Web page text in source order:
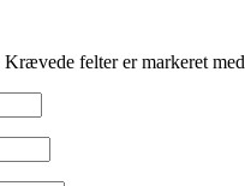
Krævede felter er markeret med